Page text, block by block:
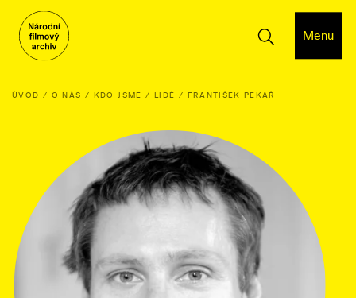
Menu
ÚVOD O NÁS KDO JSME LIDÉ FRANTIŠEK PEKAŘ